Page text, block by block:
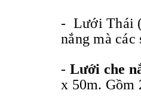
- Lưới Thái
nắng mà
- Lưới che
x 50m. Gồm